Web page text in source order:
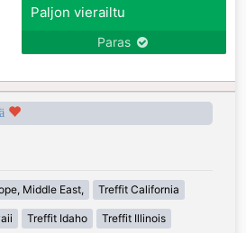
Paljon vierailtu
Paras
Middle East, Treffit California
Treffit Idaho Treffit Illinois